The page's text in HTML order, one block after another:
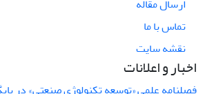
تماس با ما
نقشه سایت
اخبار و اعلانات
فصلنامه علمی «توسعه تکنولوژی صنعتی» در